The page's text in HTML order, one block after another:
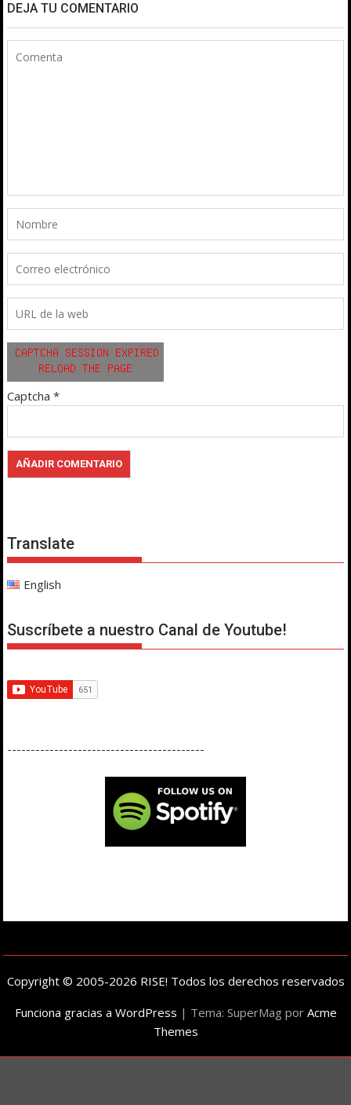
DEJA TU COMENTARIO
Captcha *
Translate
English
Suscríbete a nuestro Canal de Youtube!
------------------------------------------
Copyright © 2005-2026 RISE! Todos los derechos reservados
Funciona gracias a WordPress | Tema: SuperMag por Acme
Themes